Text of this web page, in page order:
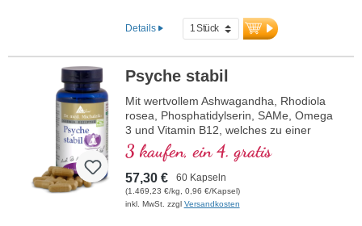
Alpha-Liponsäure in der wertvollen
Sodium-R-Lipoat-Form. Vegan,
und über 20 Jahre Erfahrung garantieren
höchste Qualität. Von Ärzten entwickelt.
mehr Informationen zu
Mitochondrium forte PRO
Details
Psyche stabil
Mit wertvollem Ashwagandha, Rhodiola
rosea, Phosphatidylserin, SAMe, Omega
3 und Vitamin B12, welches zu einer
normalen Funktion der Psyche beiträgt.
3 kaufen, ein 4. gratis
57,30 € 60 Kapseln
(1.469,23 €/kg, 0,96 €/Kapsel)
inkl. MwSt. zzgl Versandkosten